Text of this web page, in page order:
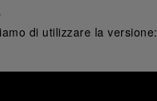
di utilizzare la versione: